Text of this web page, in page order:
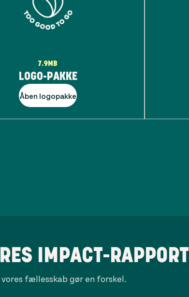
7.9MB
LOGO-PAKKE
Åben logopakke
IMPACT-RAPPORT
fællesskab gør en forskel.